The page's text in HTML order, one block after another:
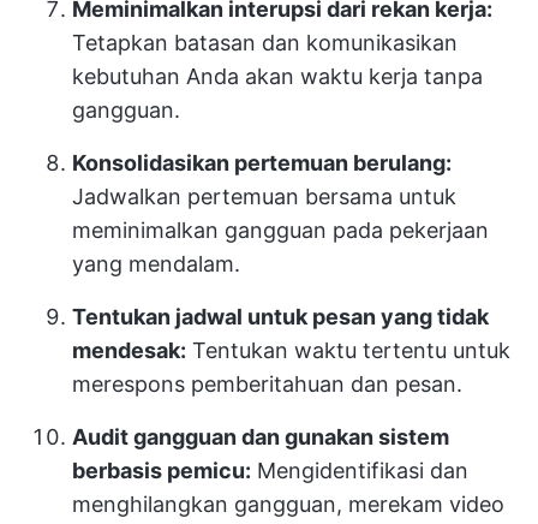
Meminimalkan interupsi dari rekan kerja:
Tetapkan batasan dan komunikasikan
kebutuhan Anda akan waktu kerja tanpa
gangguan.
Konsolidasikan pertemuan berulang:
Jadwalkan pertemuan bersama untuk
meminimalkan gangguan pada pekerjaan
yang mendalam.
Tentukan jadwal untuk pesan yang tidak
mendesak: Tentukan waktu tertentu untuk
merespons pemberitahuan dan pesan.
Audit gangguan dan gunakan sistem
berbasis pemicu: Mengidentifikasi dan
menghilangkan gangguan, merekam video